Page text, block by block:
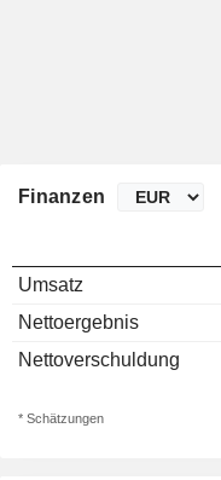
Finanzen
Umsatz
Nettoergebnis
Nettoverschuldung
* Schätzungen